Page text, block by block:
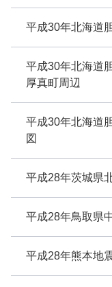
平成30年北海道
平成30年北海道
厚真町周辺
平成30年北海道
図
平成28年茨城県
平成28年鳥取県
平成28年熊本地